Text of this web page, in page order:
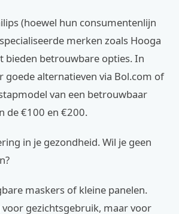
(hoewel hun consumentenlijn
merken zoals Hooga
bieden betrouwbare opties. In
goede alternatieven via Bol.com of
van een betrouwbaar
de €100 en €200.
in je gezondheid. Wil je geen
maskers of kleine panelen.
voor gezichtsgebruik, maar voor